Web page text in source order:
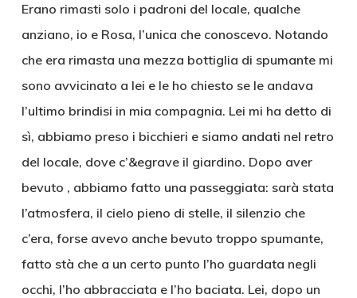
Erano rimasti solo i padroni del locale, qualche
anziano, io e Rosa, l’unica che conoscevo. Notando
che era rimasta una mezza bottiglia di spumante mi
sono avvicinato a lei e le ho chiesto se le andava
l’ultimo brindisi in mia compagnia. Lei mi ha detto di
sì, abbiamo preso i bicchieri e siamo andati nel retro
del locale, dove c’&egrave il giardino. Dopo aver
bevuto , abbiamo fatto una passeggiata: sarà stata
l’atmosfera, il cielo pieno di stelle, il silenzio che
c’era, forse avevo anche bevuto troppo spumante,
fatto stà che a un certo punto l’ho guardata negli
occhi, l’ho abbracciata e l’ho baciata. Lei, dopo un